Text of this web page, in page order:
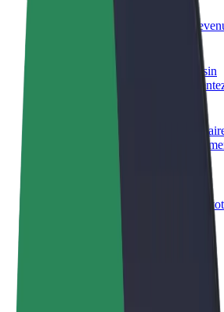
Livrez des repas et générez des
Ajouter un restaurant ou un magasin
Atteignez plus de clients et
Inscrivez-vous en tant que
Ajoutez votre flotte sur Bolt et
Produits et services Bolt adaptés à